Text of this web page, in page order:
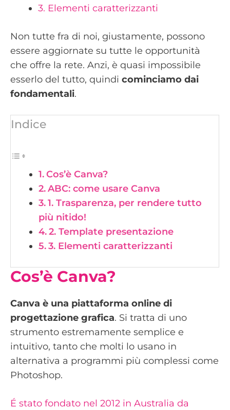
3. Elementi caratterizzanti
Non tutte fra di noi, giustamente, possono
essere aggiornate su tutte le opportunità
che offre la rete. Anzi, è quasi impossibile
esserlo del tutto, quindi cominciamo dai
fondamentali.
Indice
Cos’è Canva?
ABC: come usare Canva
1. Trasparenza, per rendere tutto
più nitido!
2. Template presentazione
3. Elementi caratterizzanti
Cos’è Canva?
Canva è una piattaforma online di
progettazione grafica. Si tratta di uno
strumento estremamente semplice e
intuitivo, tanto che molti lo usano in
alternativa a programmi più complessi come
Photoshop.
É stato fondato nel 2012 in Australia da